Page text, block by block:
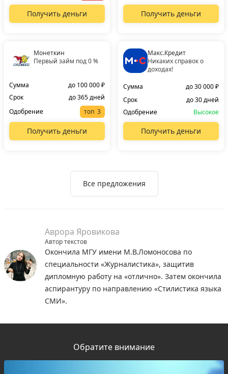
Получить деньги Получить деньги
Монеткин
Первый займ под 0 %
Сумма
до 100 000 ₽
Срок
до 365 дней
Одобрение
топ
Получить деньги
Макс.Кредит
Никаких справок о
доходах!
Сумма
до 30 000 ₽
Срок
до 30 дней
Одобрение
Высокое
Получить деньги
Все предложения
Аврора Яровикова
Автор текстов
Окончила МГУ имени М.В.Ломоносова по
специальности «Журналистика», защитив
дипломную работу на «отлично». Затем окончила
аспирантуру по направлению «Стилистика языка
СМИ».
Обратите внимание